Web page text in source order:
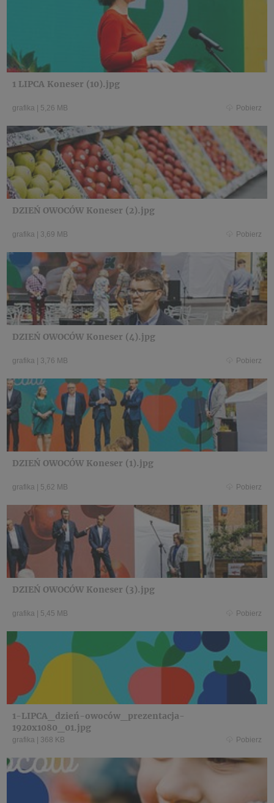
1 LIPCA Koneser (10).jpg
grafika 5,26 MB Pobierz
DZIEŃ OWOCÓW Koneser (2).jpg
grafika 3,69 MB Pobierz
DZIEŃ OWOCÓW Koneser (4).jpg
grafika 3,76 MB Pobierz
DZIEŃ OWOCÓW Koneser (1).jpg
grafika 5,62 MB Pobierz
DZIEŃ OWOCÓW Koneser (3).jpg
grafika 5,45 MB Pobierz
1-LIPCA_dzień-owoców_prezentacja-
1920x1080_01.jpg
grafika 368 KB Pobierz